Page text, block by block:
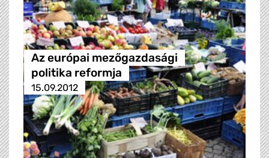
Az európai mezőgazdasági
politika reformja
15.09.2012